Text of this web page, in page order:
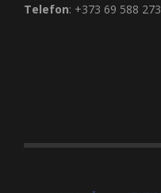
Telefon: +373 69 588 273